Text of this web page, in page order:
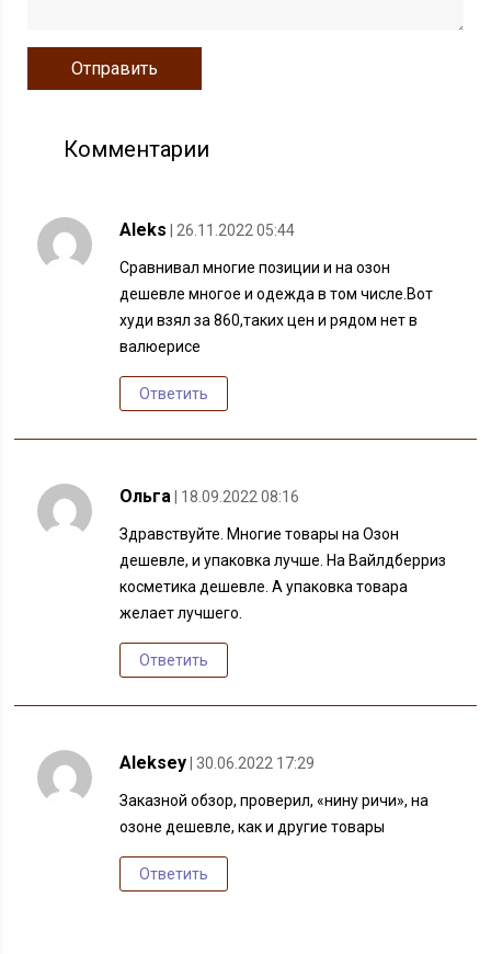
Комментарии
Aleks | 26.11.2022 05:44
Сравнивал многие позиции и на озон
дешевле многое и одежда в том числе.Вот
худи взял за 860,таких цен и рядом нет в
валюерисе
Ответить
Ольга | 18.09.2022 08:16
Здравствуйте. Многие товары на Озон
дешевле, и упаковка лучше. На Вайлдберриз
косметика дешевле. А упаковка товара
желает лучшего.
Ответить
Aleksey | 30.06.2022 17:29
Заказной обзор, проверил, «нину ричи», на
озоне дешевле, как и другие товары
Ответить